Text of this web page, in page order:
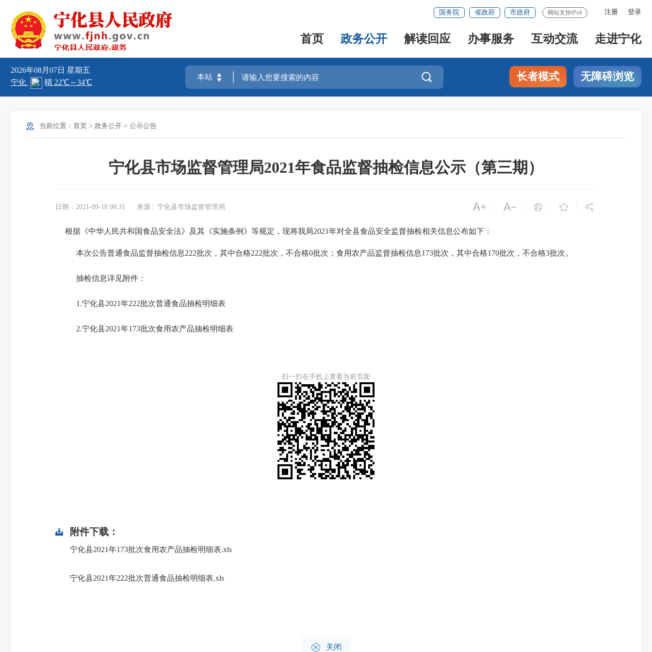
注册 登录
国务院 省政府 市政府 网站支持IPv6
首页 政务公开 解读回应 办事服务 互动交流 走进宁化
2026年08月07日 星期五
 长者模式 无障碍浏览
当前位置： 首页 > 政务公开 > 公示公告
宁化县市场监督管理局2021年食品监督抽检信息公示（第三期）
日期：2021-09-18 08:31 来源：宁化县市场监督管理局     
根据《中华人民共和国食品安全法》及其《实施条例》等规定，现将我局2021年对全县食品安全监督抽检相关信息公布如下：
本次公告普通食品监督抽检信息222批次，其中合格222批次 ，不合格0批次；食用农产品监督抽检信息173批次，其中合格170批次 ，不合格3批次。
抽检信息详见附件 ：
1.宁化县2021年222批次普通食品抽检明细表
2.宁化县2021年173批次食用农产品抽检明细表
扫一扫在手机上查看当前页面
附件下载：
宁化县2021年173批次食用农产品抽检明细表.xls
宁化县2021年222批次普通食品抽检明细表.xls
 关闭